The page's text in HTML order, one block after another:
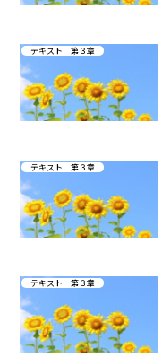
テキスト 第３章
テキスト 第３章
テキスト 第３章